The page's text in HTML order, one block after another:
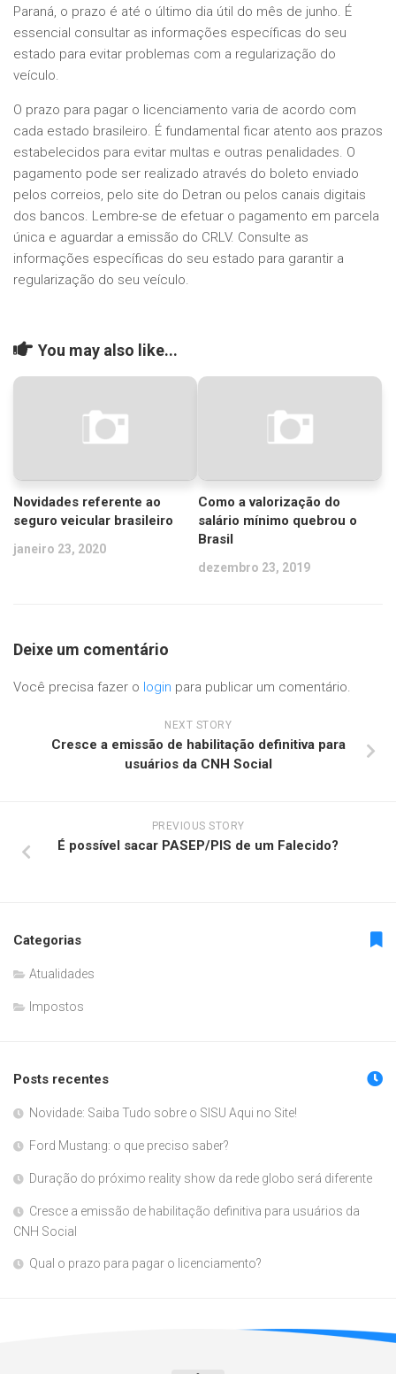
Paraná, o prazo é até o último dia útil do mês de junho. É
essencial consultar as informações específicas do seu
estado para evitar problemas com a regularização do
veículo.
O prazo para pagar o licenciamento varia de acordo com
cada estado brasileiro. É fundamental ficar atento aos prazos
estabelecidos para evitar multas e outras penalidades. O
pagamento pode ser realizado através do boleto enviado
pelos correios, pelo site do Detran ou pelos canais digitais
dos bancos. Lembre-se de efetuar o pagamento em parcela
única e aguardar a emissão do CRLV. Consulte as
informações específicas do seu estado para garantir a
regularização do seu veículo.
You may also like...
Novidades referente ao
seguro veicular brasileiro
janeiro 23, 2020
Como a valorização do
salário mínimo quebrou o
Brasil
dezembro 23, 2019
Deixe um comentário
Você precisa fazer o login para publicar um comentário.
NEXT STORY
Cresce a emissão de habilitação definitiva para
usuários da CNH Social
PREVIOUS STORY
É possível sacar PASEP/PIS de um Falecido?
Categorias
Atualidades
Impostos
Posts recentes
Novidade: Saiba Tudo sobre o SISU Aqui no Site!
Ford Mustang: o que preciso saber?
Duração do próximo reality show da rede globo será diferente
Cresce a emissão de habilitação definitiva para usuários da
CNH Social
Qual o prazo para pagar o licenciamento?